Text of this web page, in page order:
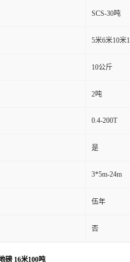
SCS-30吨
5米6米10米
10公斤
2吨
0.4-200T
是
3*5m-24m
伍年
否
磅 16米100吨